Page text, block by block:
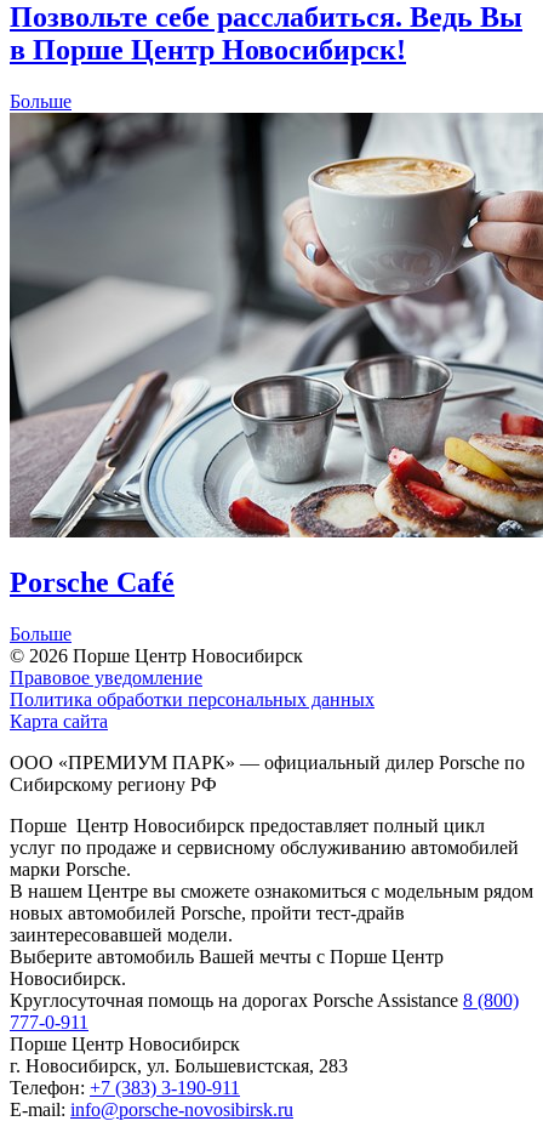
Позвольте себе расслабиться. Ведь Вы
в Порше Центр Новосибирск!
Больше
Porsche Café
Больше
© 2026 Порше Центр Новосибирск
Правовое уведомление
Политика обработки персональных данных
Карта сайта
ООО «ПРЕМИУМ ПАРК» — официальный дилер Porsche по
Сибирскому региону РФ
Порше Центр Новосибирск предоставляет полный цикл
услуг по продаже и сервисному обслуживанию автомобилей
марки Porsche.
В нашем Центре вы сможете ознакомиться с модельным рядом
новых автомобилей Porsche, пройти тест-драйв
заинтересовавшей модели.
Выберите автомобиль Вашей мечты с Порше Центр
Новосибирск.
Круглосуточная помощь на дорогах Porsche Assistance 8 (800)
777-0-911
Порше Центр Новосибирск
г. Новосибирск, ул. Большевистская, 283
Телефон: +7 (383) 3-190-911
E-mail: info@porsche-novosibirsk.ru